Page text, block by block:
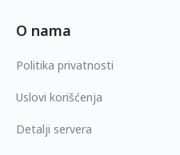
O nama
Politika privatnosti
Uslovi korišćenja
Detalji servera